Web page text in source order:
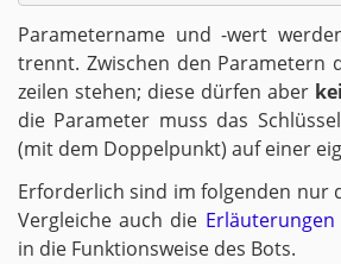
Pa­ra­me­ter­na­me und -wert
trennt. Zwi­schen den Pa­ra­me­tern
zei­len ste­hen; diese dür­fen aber
die Pa­ra­me­ter muss das
(mit dem Dop­pel­punkt) auf einer
Er­for­der­lich sind im fol­gen­den nur
Ver­glei­che auch die Er­läu­te­run­gen
in die Funk­ti­ons­wei­se des Bots.